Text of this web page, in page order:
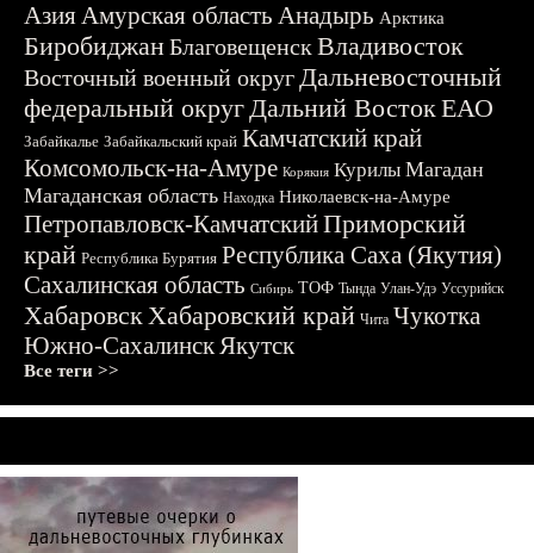
АзияАмурская область Анадырь Арктика
БиробиджанБлаговещенскВладивосток
Восточный военный округДальневосточный
федеральный округДальний ВостокЕАО
Забайкалье Забайкальский край Камчатский край
Комсомольск-на-Амуре Корякия Курилы Магадан
Магаданская область Находка Николаевск-на-Амуре
Петропавловск-КамчатскийПриморский
край Республика Бурятия Республика Саха (Якутия)
Сахалинская область Сибирь ТОФ Тында Улан-Удэ Уссурийск
ХабаровскХабаровский край Чита Чукотка
Южно-СахалинскЯкутск
Все теги >>